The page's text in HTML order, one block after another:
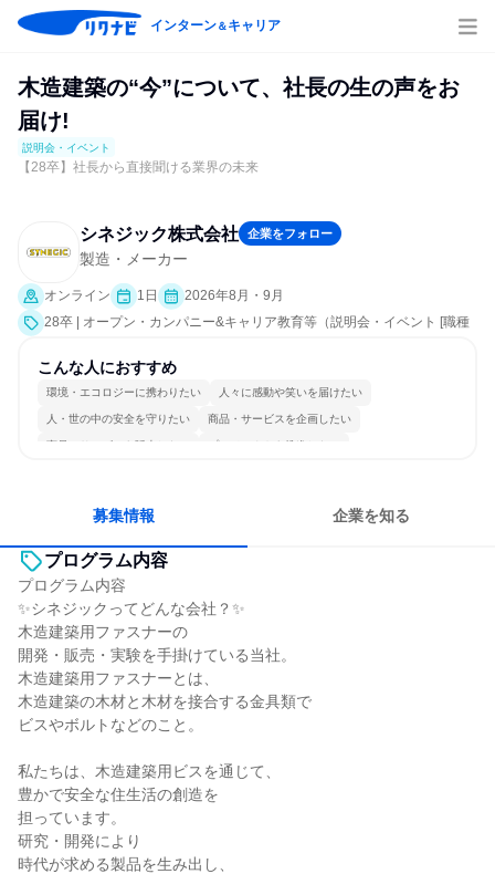
インターン＆キャリア
木造建築の“今”について、社長の生の声をお
届け!
説明会・イベント
【28卒】社長から直接聞ける業界の未来
シネジック株式会社 企業をフォロー
製造・メーカー
オンライン 1日
2026年8月・9月
28卒 | オープン・カンパニー&キャリア教育等（説明会・イベント [職種
こんな人におすすめ
環境・エコロジーに携わりたい 人々に感動や笑いを届けたい
人・世の中の安全を守りたい 商品・サービスを企画したい
商品・サービスを販売したい プロジェクトを推進したい
募集情報 企業を知る
プログラム内容
プログラム内容
✨シネジックってどんな会社？✨
木造建築用ファスナーの
開発・販売・実験を手掛けている当社。
木造建築用ファスナーとは、
木造建築の木材と木材を接合する金具類で
ビスやボルトなどのこと。
私たちは、木造建築用ビスを通じて、
豊かで安全な住生活の創造を
担っています。
研究・開発により
時代が求める製品を生み出し、